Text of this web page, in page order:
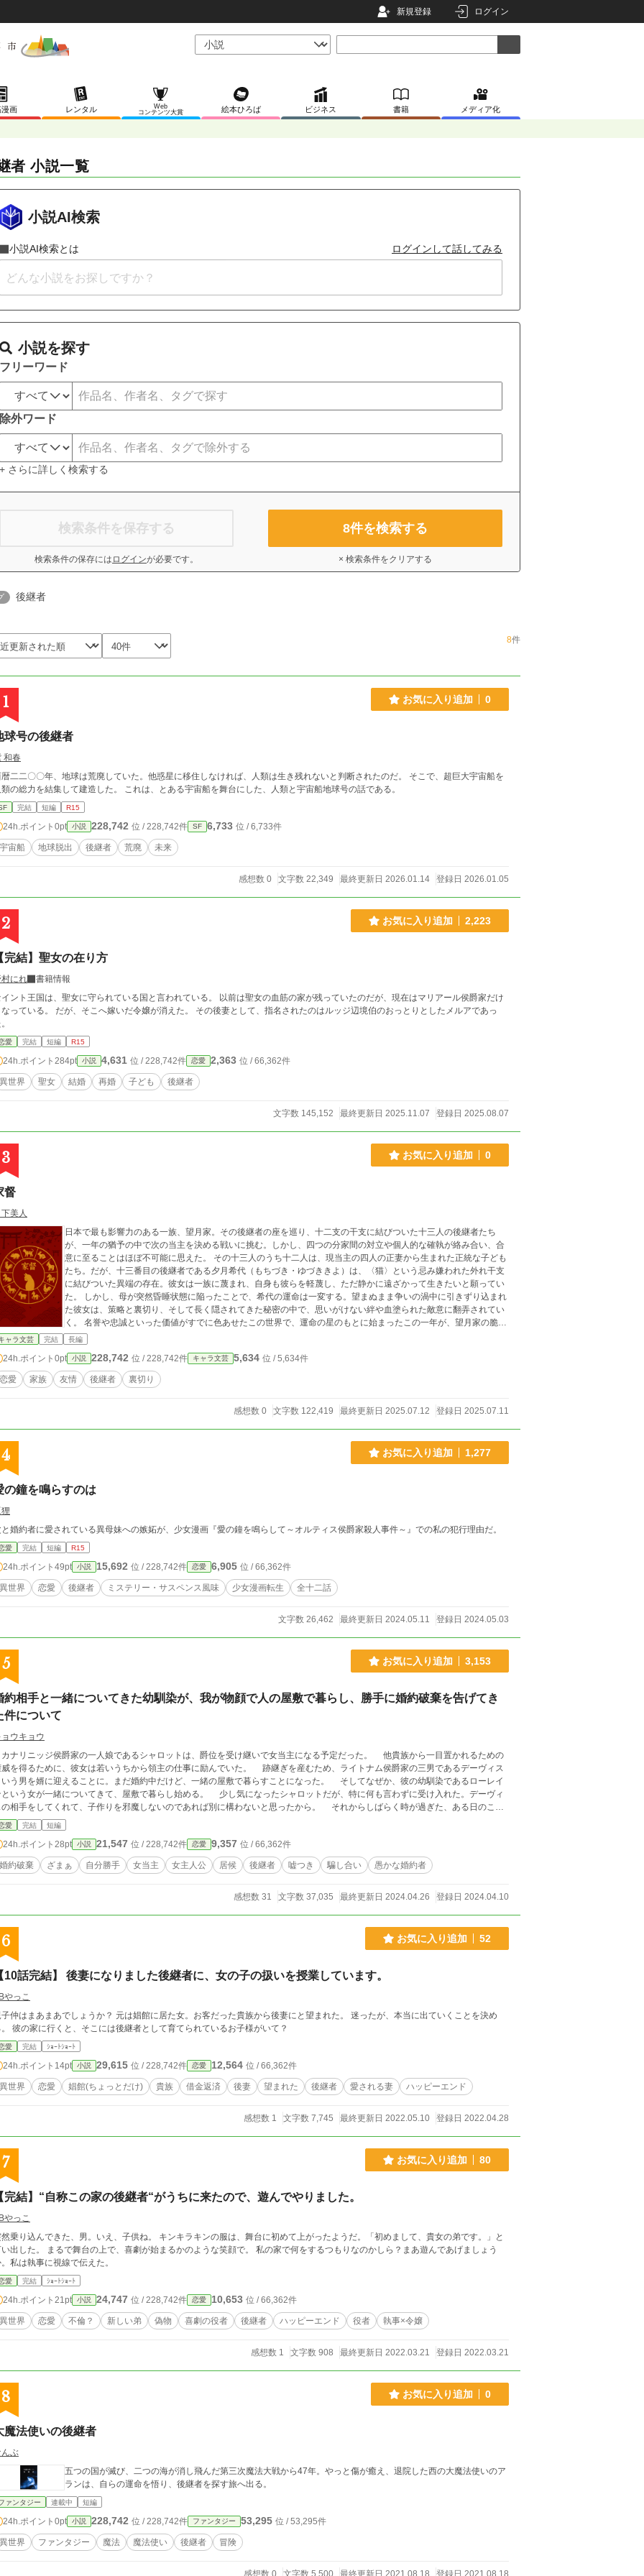
新規登録 ログイン
画 レンタル
Web
コンテンツ大賞
絵本ひろば ビジネス 書籍 メディア化
者 小説一覧
小説AI検索
小説AI検索とは ログインして話してみる
小説を探す
フリーワード
除外ワード
+ さらに詳しく検索する
検索条件を保存する
検索条件の保存には ログインが必要です。
8件を検索する
× 検索条件をクリアする
後継者
8件
1 お気に入り追加 0
球号の後継者
和春
二二〇〇年、地球は荒廃していた。他惑星に移住しなければ、人類は生き残れないと判断されたのだ。 そこで、超巨大宇宙船を
の総力を結集して建造した。 これは、とある宇宙船を舞台にした、人類と宇宙船地球号の話である。
完結 短編 R15
24h.ポイント 0pt 小説 228,742 位 / 228,742件 SF 6,733 位 / 6,733件
宇宙船 地球脱出 後継者 荒廃 未来
感想数 0 文字数 22,349 最終更新日 2026.01.14 登録日 2026.01.05
2 お気に入り追加 2,223
完結】聖女の在り方
にれ
書籍情報
ト王国は、聖女に守られている国と言われている。 以前は聖女の血筋の家が残っていたのだが、現在はマリアール侯爵家だけ
ている。 だが、そこへ嫁いだ令嬢が消えた。 その後妻として、指名されたのはルッジ辺境伯のおっとりとしたメルアであっ
愛 完結 短編 R15
24h.ポイント 284pt 小説 4,631 位 / 228,742件 恋愛 2,363 位 / 66,362件
異世界 聖女 結婚 再婚 子ども 後継者
文字数 145,152 最終更新日 2025.11.07 登録日 2025.08.07
3 お気に入り追加 0
督
美人
日本で最も影響力のある一族、望月家。その後継者の座を巡り、十二支の干支に結びついた十三人の後継者たち
が、一年の猶予の中で次の当主を決める戦いに挑む。しかし、四つの分家間の対立や個人的な確執が絡み合い、合
意に至ることはほぼ不可能に思えた。 その十三人のうち十二人は、現当主の四人の正妻から生まれた正統な子ども
たち。だが、十三番目の後継者である夕月希代（もちづき・ゆづききよ）は、〈猫〉という忌み嫌われた外れ干支
に結びついた異端の存在。彼女は一族に蔑まれ、自身も彼らを軽蔑し、ただ静かに遠ざかって生きたいと願ってい
た。 しかし、母が突然昏睡状態に陥ったことで、希代の運命は一変する。望まぬまま争いの渦中に引きずり込まれ
た彼女は、策略と裏切り、そして長く隠されてきた秘密の中で、思いがけない絆や血塗られた敵意に翻弄されてい
く。 名誉や忠誠といった価値がすでに色あせたこの世界で、運命の星のもとに始まったこの一年が、望月家の脆い
均衡を、そして十三人それぞれの人生を根底から揺るがしていく――。
ャラ文芸 完結 長編
24h.ポイント 0pt 小説 228,742 位 / 228,742件 キャラ文芸 5,634 位 / 5,634件
恋愛 家族 友情 後継者 裏切り
感想数 0 文字数 122,419 最終更新日 2025.07.12 登録日 2025.07.11
4 お気に入り追加 1,277
の鐘を鳴らすのは
婚約者に愛されている異母妹への嫉妬が、少女漫画『愛の鐘を鳴らして～オルティス侯爵家殺人事件～』での私の犯行理由だ。
愛 完結 短編 R15
24h.ポイント 49pt 小説 15,692 位 / 228,742件 恋愛 6,905 位 / 66,362件
異世界 恋愛 後継者 ミステリー・サスペンス風味 少女漫画転生 全十二話
文字数 26,462 最終更新日 2024.05.11 登録日 2024.05.03
5 お気に入り追加 3,153
約相手と一緒についてきた幼馴染が、我が物顔で人の屋敷で暮らし、勝手に婚約破棄を告げてき
件について
ウキョウ
リニッジ侯爵家の一人娘であるシャロットは、爵位を受け継いで女当主になる予定だった。 他貴族から一目置かれるための
を得るために、彼女は若いうちから領主の仕事に励んでいた。 跡継ぎを産むため、ライトナム侯爵家の三男であるデーヴィス
う男を婿に迎えることに。まだ婚約中だけど、一緒の屋敷で暮らすことになった。 そしてなぜか、彼の幼馴染であるローレイ
う女が一緒についてきて、屋敷で暮らし始める。 少し気になったシャロットだが、特に何も言わずに受け入れた。デーヴィ
相手をしてくれて、子作りを邪魔しないのであれば別に構わないと思ったから。 それからしばらく時が過ぎた、ある日のこ
ローレインが急に、シャロットが仕事している部屋に突撃してきた。 ただの幼馴染でしかないはずのローレインが、なぜか
トに婚約破棄を告げるのであった。 ※本作品は、少し前に連載していた試作の完成版です。大まかな展開や設定は、ほぼ変
ません。加筆修正して、完成版として連載します。 ※カクヨムにも掲載中の作品です。
愛 完結 短編
24h.ポイント 28pt 小説 21,547 位 / 228,742件 恋愛 9,357 位 / 66,362件
婚約破棄 ざまぁ 自分勝手 女当主 女主人公 居候 後継者 嘘つき 騙し合い 愚かな婚約者
感想数 31 文字数 37,035 最終更新日 2024.04.26 登録日 2024.04.10
6 お気に入り追加 52
10話完結】 後妻になりました後継者に、女の子の扱いを授業しています。
やっこ
仲はまあまあでしょうか？ 元は娼館に居た女。お客だった貴族から後妻にと望まれた。 迷ったが、本当に出ていくことを決め
る。 彼の家に行くと、そこには後継者として育てられているお子様がいて？
愛 完結 ｼｮｰﾄｼｮｰﾄ
24h.ポイント 14pt 小説 29,615 位 / 228,742件 恋愛 12,564 位 / 66,362件
異世界 恋愛 娼館(ちょっとだけ) 貴族 借金返済 後妻 望まれた 後継者 愛される妻 ハッピーエンド
感想数 1 文字数 7,745 最終更新日 2022.05.10 登録日 2022.04.28
7 お気に入り追加 80
完結】“自称この家の後継者“がうちに来たので、遊んでやりました。
やっこ
乗り込んできた、男。いえ、子供ね。 キンキラキンの服は、舞台に初めて上がったようだ。「初めまして、貴女の弟です。」と
の上で、喜劇が始まるかのような笑顔で。 私の家で何をするつもりなのかしら？まあ遊んであげましょう
私は執事に視線で伝えた。
愛 完結 ｼｮｰﾄｼｮｰﾄ
24h.ポイント 21pt 小説 24,747 位 / 228,742件 恋愛 10,653 位 / 66,362件
異世界 恋愛 不倫？ 新しい弟 偽物 喜劇の役者 後継者 ハッピーエンド 役者 執事×令嬢
感想数 1 文字数 908 最終更新日 2022.03.21 登録日 2022.03.21
8 お気に入り追加 0
魔法使いの後継者
ぶ
五つの国が滅び、二つの海が消し飛んだ第三次魔法大戦から47年。やっと傷が癒え、退院した西の大魔法使いのア
ランは、自らの運命を悟り、後継者を探す旅へ出る。
ァンタジー 連載中 短編
24h.ポイント 0pt 小説 228,742 位 / 228,742件 ファンタジー 53,295 位 / 53,295件
異世界 ファンタジー 魔法 魔法使い 後継者 冒険
感想数 0 文字数 5,500 最終更新日 2021.08.18 登録日 2021.08.18